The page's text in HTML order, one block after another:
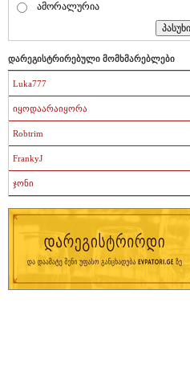
ამორალურია
დარეგისტრირებული მომხმარებლები
Luka777
იყოდაარაიყორა
Robtrim
FrankyJ
ჯონი